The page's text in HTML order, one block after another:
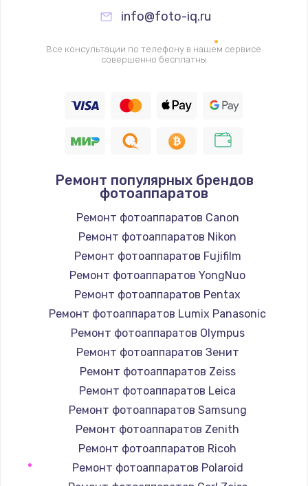
Замена термопредохранителя
700 руб.
Заказать
2500 руб.
1400 руб.
Заказать
Замена / ремонт электронного модуля
управления
Заказать
Замена конфорки
Заказать
Замена платы сенсора
Заказать
info@foto-iq.ru
Все консультации по телефону в нашем сервисе
совершенно бесплатны
Ремонт популярных брендов
фотоаппаратов
Ремонт фотоаппаратов Canon
Ремонт фотоаппаратов Nikon
Ремонт фотоаппаратов Fujifilm
Ремонт фотоаппаратов YongNuo
Ремонт фотоаппаратов Pentax
Ремонт фотоаппаратов Lumix Panasonic
Ремонт фотоаппаратов Olympus
Ремонт фотоаппаратов Зенит
Ремонт фотоаппаратов Zeiss
Ремонт фотоаппаратов Leica
Ремонт фотоаппаратов Samsung
Ремонт фотоаппаратов Zenith
Ремонт фотоаппаратов Ricoh
Ремонт фотоаппаратов Polaroid